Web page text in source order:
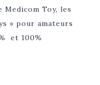
Medicom Toy, les
» pour amateurs
et 100%